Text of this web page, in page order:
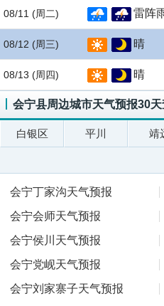
08/11 (周二) 雷阵
08/12 (周三) 晴
08/13 (周四) 晴
会宁县周边城市天气预报30
白银区 平川 靖
会宁丁家沟天气预报
会宁会师天气预报
会宁侯川天气预报
会宁党岘天气预报
会宁刘家寨子天气预报